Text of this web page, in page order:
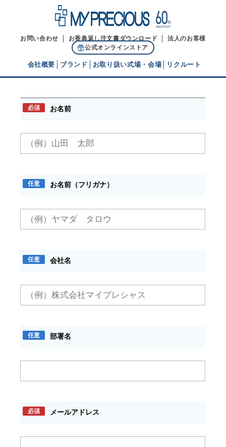
お問い合わせ お香典返し注文書ダウンロード
法人のお客様
公式オンラインストア
会社概要
ブランドヒストリー
ブランド お取り扱い式場・会場 リクルート
お問い合わせ
必須 お名前
任意 お名前（フリガナ）
任意 会社名
任意 部署名
必須 メールアドレス